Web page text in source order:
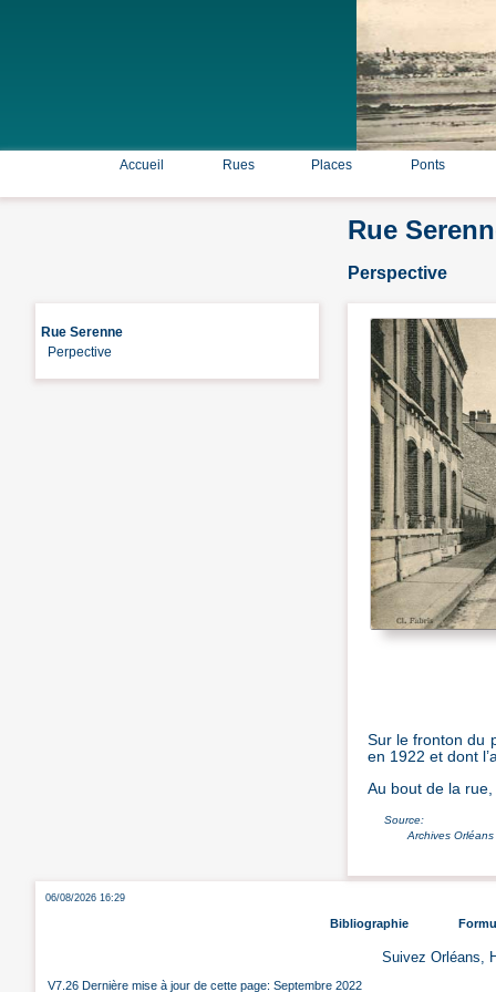
Accueil Rues Places Ponts
Rue
Perspective
Rue Serenne
Perpective
Sur le fronton du
en 1922 et dont
Au bout de la rue,
Source:
Archives
06/08/2026 16:29
Bibliographie
Suivez Orléans,
V7.26 Dernière mise à jour de cette page: Septembre 2022